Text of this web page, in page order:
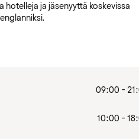
hotelleja ja jäsenyyttä koskevissa
09:00 -
10:00 -